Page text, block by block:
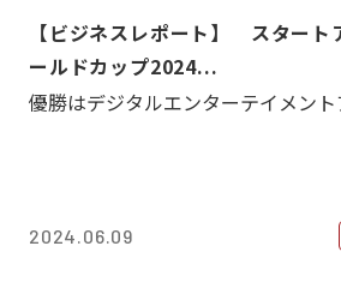
【ビジネスレポート】 スタート
ールドカップ2024...
優勝はデジタルエンターテイメント
2024.06.09